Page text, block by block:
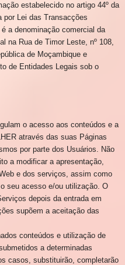
estabelecido no artigo 44º da
por Lei das Transacções
a denominação comercial da
na Rua de Timor Leste, nº 108,
de Moçambique e
de Entidades Legais sob o
o acesso aos conteúdos e a
através das suas Páginas
por parte dos Usuários. Não
a modificar a apresentação,
e dos serviços, assim como
seu acesso e/ou utilização. O
depois da entrada em
supõem a aceitação das
conteúdos e utilização de
a determinadas
casos, substituirão, completarão